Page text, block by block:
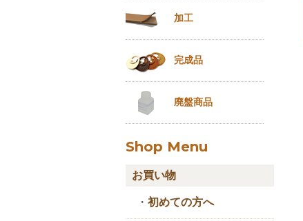
加工
完成品
廃盤商品
Shop Menu
お買い物
・ 初めての方へ